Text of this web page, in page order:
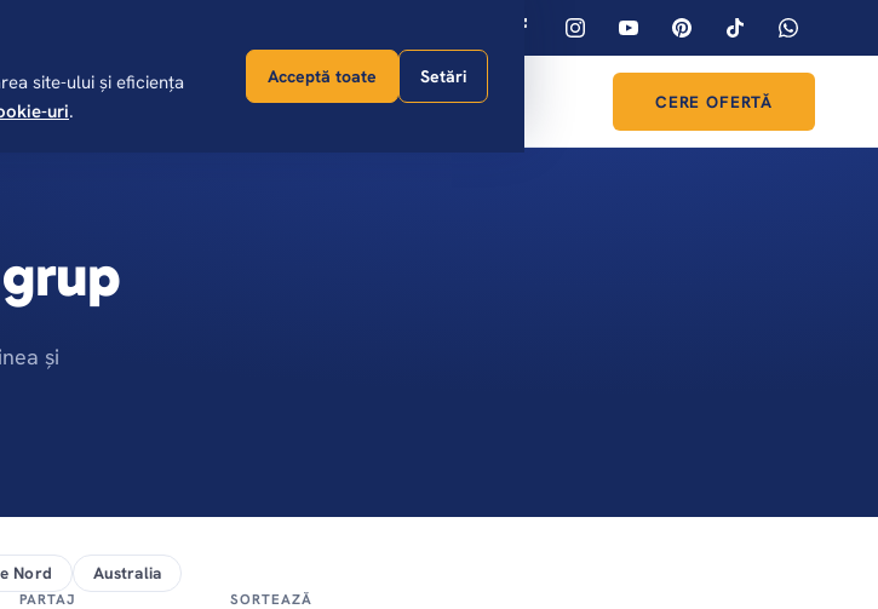
site-ului și eficiența
uri.
Acceptă toate Setări
Calendar plecări Jurnal Despre noi Contact CERE OFERTĂ
și
Nord Australia
PARTAJ SORTEAZĂ